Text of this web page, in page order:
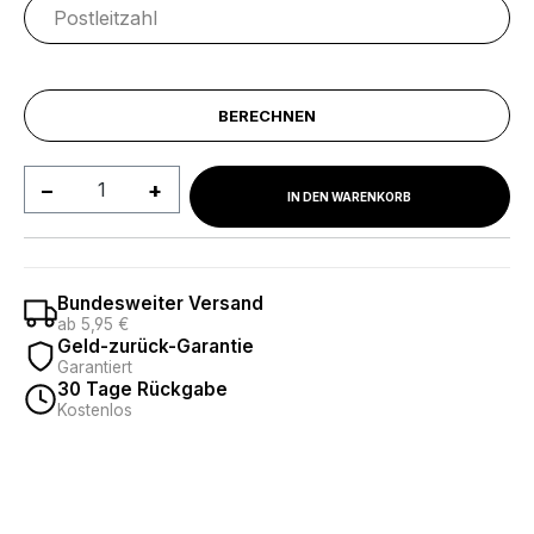
BERECHNEN
Produkt Anzahl: Gib denIN DEN WARENKORB
Bundesweiter Versand
ab 5,95 €
Geld-zurück-Garantie
Garantiert
30 Tage Rückgabe
Kostenlos